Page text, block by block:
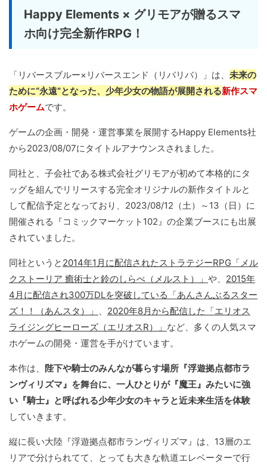
Happy Elements × グリモアが贈るスマ
ホ向け完全新作RPG！
「リバースブルー×リバースエンド（リバリバ）」は、 未来の
ために“永遠”となった、少年少女の物語が展開される新作スマ
ホゲームです。
ゲームの企画・開発・運営事業を展開するHappy Elements社
から2023/08/07にタイトルアナウンスされました。
同社と、子会社である株式会社グリモアが初めて本格的にタ
ッグを組んでリリースする完全オリジナルの新作タイトルと
して配信予定となっており、2023/08/12（土）～13（日）に
開催される『コミックマーケット102』の企業ブースにも出展
されていました。
同社というと 2014年1月に配信されたストラテジーRPG「メル
クストーリア 癒術士と鈴のしらべ（メルスト）」 や、 2015年
4月に配信され300万DLを突破している「あんさんぶるスター
ズ！！（あんスタ）」 、 2020年8月から配信した「エリオス
ライジングヒーローズ（エリオスR）」 など、多くの人気スマ
ホゲームの開発・運営を手がけています。
本作は、
陛下や騎士のみんなが暮らす場所『浮遊拠点都市ラ
ンヴィリズマ』を舞台に、一人ひとりが『魔王』みたいに強
い『騎士』と呼ばれる少年少女のキャラと近未来生活を体験
していきます。
縦に長い大陸『浮遊拠点都市ランヴィリズマ』は、13層のエ
リアで分けられてて、とっても大きな軌道エレベーターで行